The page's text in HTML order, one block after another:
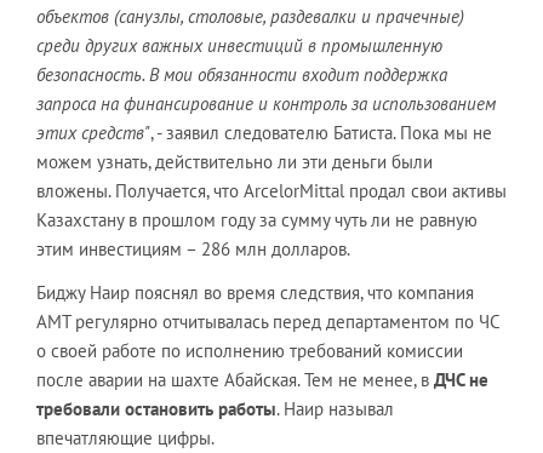
объектов (санузлы, столовые, раздевалки и прачечные)
среди других важных инвестиций в промышленную
безопасность. В мои обязанности входит поддержка
запроса на финансирование и контроль за использованием
этих средств", - заявил следователю Батиста. Пока мы не
можем узнать, действительно ли эти деньги были
вложены. Получается, что ArcelorMittal продал свои активы
Казахстану в прошлом году за сумму чуть ли не равную
этим инвестициям – 286 млн долларов.
Биджу Наир пояснял во время следствия, что компания
АМТ регулярно отчитывалась перед департаментом по ЧС
о своей работе по исполнению требований комиссии
после аварии на шахте Абайская. Тем не менее, в ДЧС не
требовали остановить работы. Наир называл
впечатляющие цифры.